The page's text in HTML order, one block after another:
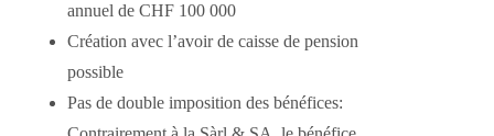
annuel de CHF 100 000
Création avec l’avoir de caisse de pension
possible
Pas de double imposition des bénéfices: